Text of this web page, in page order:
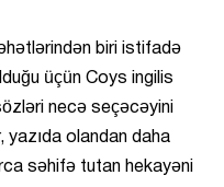
biri istifadə
üçün Coys ingilis
necə seçəcəyini
yazıda olandan daha
səhifə tutan hekayəni